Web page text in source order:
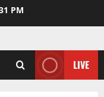
PM
LIVE